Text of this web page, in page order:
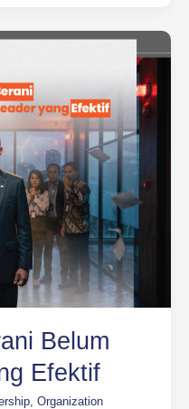
Belum
Efektif
, Organization